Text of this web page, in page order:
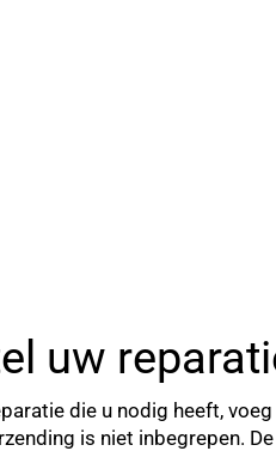
uw
die u nodig heeft,
is niet inbegrepen.